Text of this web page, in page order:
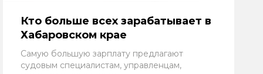
Кто больше всех зарабатывает в
Хабаровском крае
Самую большую зарплату предлагают
судовым специалистам, управленцам,